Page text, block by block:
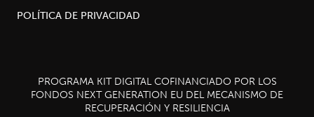
POLÍTICA DE PRIVACIDAD
PROGRAMA KIT DIGITAL COFINANCIADO POR LOS
FONDOS NEXT GENERATION EU DEL MECANISMO DE
RECUPERACIÓN Y RESILIENCIA